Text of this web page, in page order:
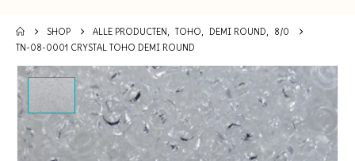
SHOP ALLE PRODUCTEN, TOHO, DEMI ROUND,
8/0
TN-08-0001 CRYSTAL TOHO DEMI ROUND